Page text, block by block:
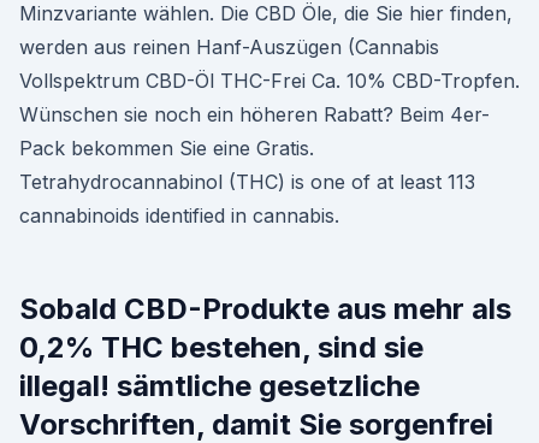
Minzvariante wählen. Die CBD Öle, die Sie hier finden,
werden aus reinen Hanf-Auszügen (Cannabis
Vollspektrum CBD-Öl THC-Frei Ca. 10% CBD-Tropfen.
Wünschen sie noch ein höheren Rabatt? Beim 4er-
Pack bekommen Sie eine Gratis.
Tetrahydrocannabinol (THC) is one of at least 113
cannabinoids identified in cannabis.
Sobald CBD-Produkte aus mehr als
0,2% THC bestehen, sind sie
illegal! sämtliche gesetzliche
Vorschriften, damit Sie sorgenfrei